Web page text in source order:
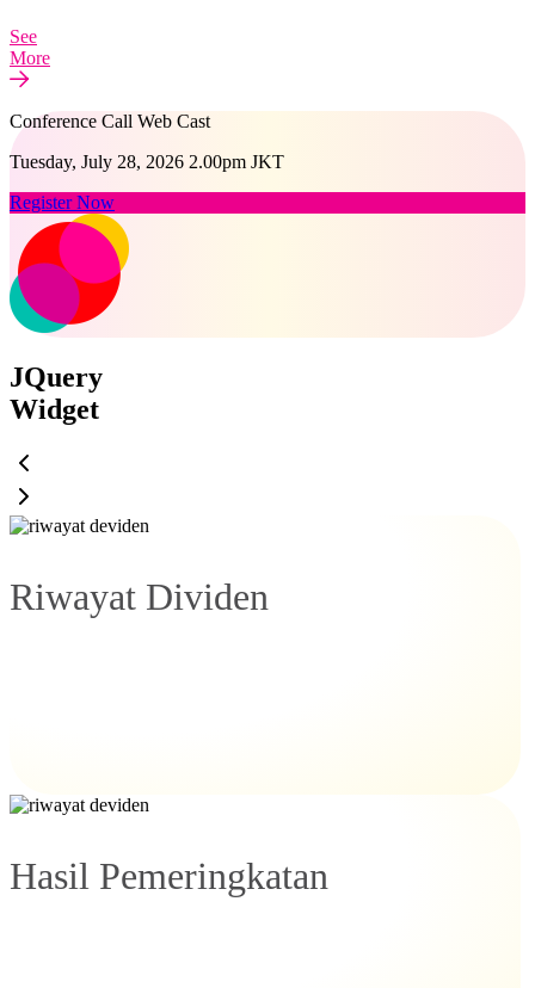
See
More
Conference Call Web Cast
Tuesday, July 28, 2026 2.00pm JKT
Register Now
JQuery
Widget
Riwayat Dividen
Hasil Pemeringkatan